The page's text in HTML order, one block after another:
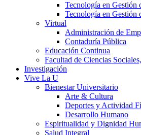
Tecnología en Gestión
Tecnología en Gestión
Virtual
Administración de
Contaduría Pública
Educación Continua
Facultad de Ciencias
Investigación
Vive La U
Bienestar Universitario
Arte & Cultura
Deportes y Actividad
Desarrollo Humano
Espiritualidad y Dignidad
Salud Integral